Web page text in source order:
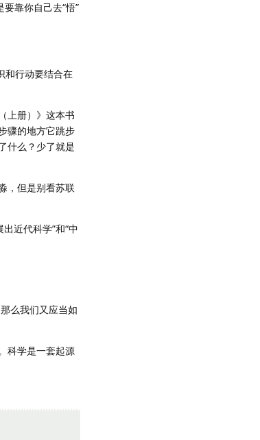
靠你自己去“悟”
和行动要结合在
上册）》这本书
骤的地方它跳步
什么？少了就是
，但是别看苏联
近代科学”和“中
么我们又应当如
科学是一套起源